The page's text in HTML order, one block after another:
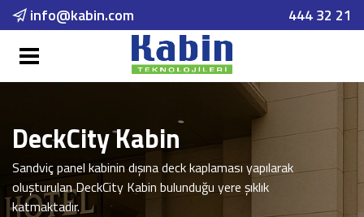
info@kabin.com 444 32 21
DeckCity Kabin
Sandviç panel kabinin dışına deck kaplaması yapılarak
oluşturulan DeckCity Kabin bulunduğu yere şıklık
katmaktadır.